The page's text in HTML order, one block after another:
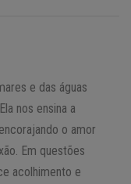
e das águas
nos ensina a
o amor
Em questões
acolhimento e